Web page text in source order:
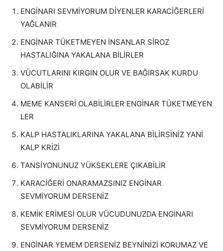
ENGİNARI SEVMİYORUM DİYENLER KARACİĞERLERİ
YAĞLANIR
ENGİNAR TÜKETMEYEN İNSANLAR SİROZ
HASTALIĞINA YAKALANA BİLİRLER
VÜCUTLARINI KIRGIN OLUR VE BAĞIRSAK KURDU
OLABİLİR
MEME KANSERİ OLABİLİRLER ENGİNAR TÜKETMEYEN
LER
KALP HASTALIKLARINA YAKALANA BİLİRSİNİZ YANİ
KALP KRİZİ
TANSİYONUNUZ YÜKSEKLERE ÇIKABİLİR
KARACİĞERİ ONARAMAZSINIZ ENGİNAR
SEVMİYORUM DERSENİZ
KEMİK ERİMESİ OLUR VÜCUDUNUZDA ENGİNARI
SEVMİYORUM DERSENİZ
ENGİNAR YEMEM DERSENİZ BEYNİNİZİ KORUMAZ VE